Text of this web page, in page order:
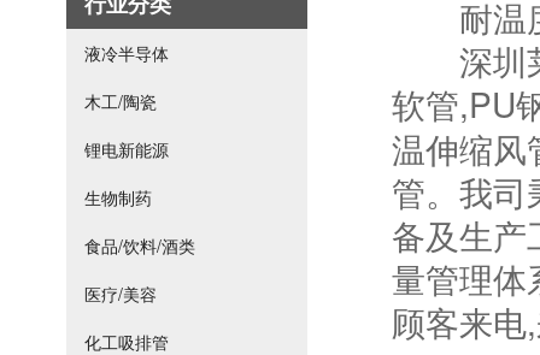
液冷半导体
木工/陶瓷
锂电新能源
生物制药
食品/饮料/酒类
医疗/美容
化工吸排管
耐温
深圳莱
软管,PU
温伸缩风
管。我司
备及生
量管理体
顾客来电